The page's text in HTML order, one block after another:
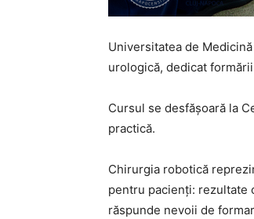
Universitatea de
urologică, dedicat
Cursul se desfășoară la
practică.
Chirurgia robotică
pentru pacienți: rezultate
răspunde nevoii de